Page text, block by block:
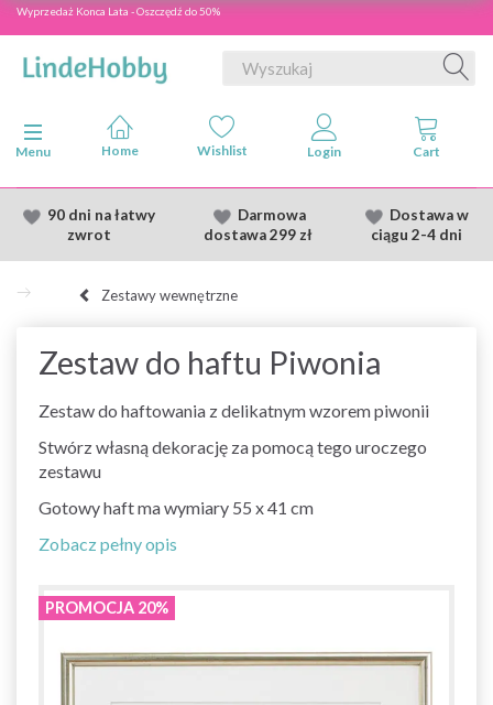
Wyprzedaż Konca Lata - Oszczędź do 50%
Przełącz nawigację
Menu
90 dni na łatwy
zwrot
Darmowa
dostawa299 zł
Dostawaw
ciągu 2-4 dni
Zestawy wewnętrzne
Zestaw do haftu Piwonia
Zestaw do haftowania z delikatnym wzorem piwonii
Stwórz własną dekorację za pomocą tego uroczego
zestawu
Gotowy haft ma wymiary 55 x 41 cm
Zobacz pełny opis
PROMOCJA 20%